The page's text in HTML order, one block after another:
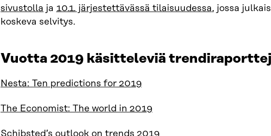
sivustolla ja 10.1. järjestettävässä tilaisuudessa, jossa
koskeva selvitys.
Vuotta 2019 käsitteleviä
Nesta: Ten predictions for 2019
The Economist: The world in 2019